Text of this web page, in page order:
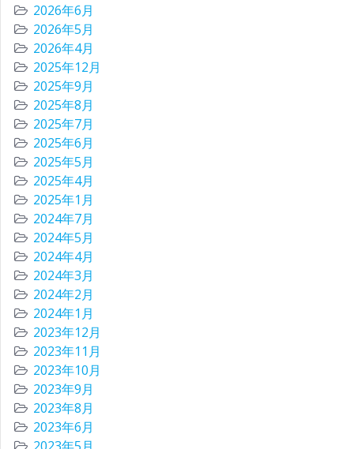
2026年6月
2026年5月
2026年4月
2025年12月
2025年9月
2025年8月
2025年7月
2025年6月
2025年5月
2025年4月
2025年1月
2024年7月
2024年5月
2024年4月
2024年3月
2024年2月
2024年1月
2023年12月
2023年11月
2023年10月
2023年9月
2023年8月
2023年6月